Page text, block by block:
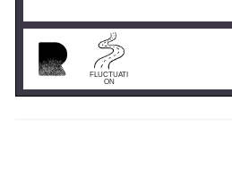
FLUCTUATI
ON